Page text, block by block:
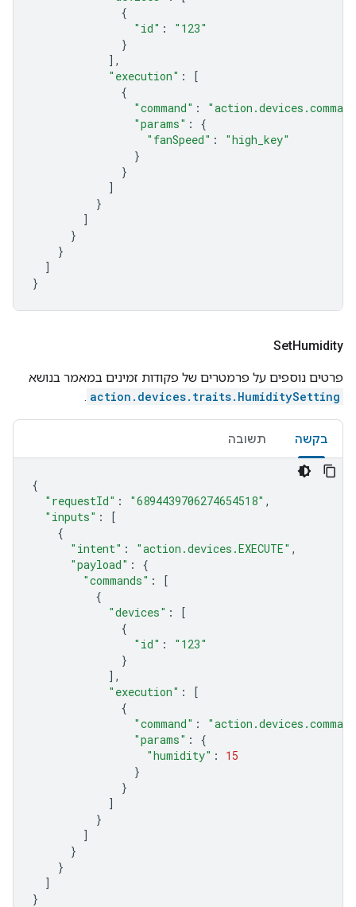
{
"id" :
"123"
}
],
"execution" :
[
{
"command" :
"params" :
{
"fanSpeed" :
"high_key"
}
}
]
}
]
}
}
]
}
SetHumidity
פרטים נוספים על פרמטרים של פקודות זמינים במאמר בנושא
action.devices.traits.HumiditySetting
.
בקשה תשובה
{
"requestId" : "6894439706274654518" ,
"inputs" :
[
{
"intent" : "action.devices.EXECUTE" ,
"payload" :
{
"commands" :
[
{
"devices" :
[
{
"id" :
"123"
}
],
"execution" :
[
{
"command" :
"params" :
{
"humidity" :
15
}
}
]
}
]
}
}
]
}